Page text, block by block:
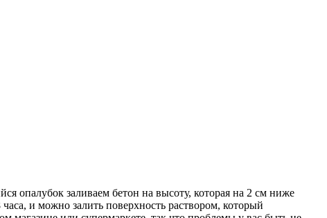
опалубок заливаем бетон на высоту, которая на 2 см ниже
и можно залить поверхность раствором, который